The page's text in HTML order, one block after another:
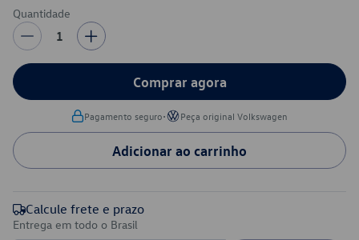
Quantidade
1
Comprar agora
Pagamento seguro• Peça original Volkswagen
Adicionar ao carrinho
Calcule frete e prazo
Entrega em todo o Brasil